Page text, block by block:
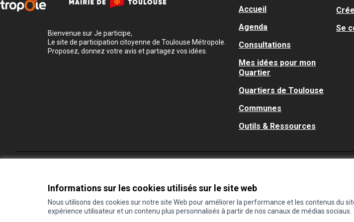
Informations sur les cookies utilisés sur le site web
Nous utilisons des cookies sur notre site Web pour améliorer la performance et les contenus du
expérience utilisateur et un contenu plus personnalisés à partir de nos canaux de médias sociaux.
Bienvenue sur Je participe,
Le site de participation citoyenne de Toulouse Métropole.
Proposez, donnez votre avis et partagez vos idées.
Accueil
Agenda
Consultations
Mes idées pour mon
Quartier
Quartiers de Toulouse
Communes
Outils & Ressources
Se